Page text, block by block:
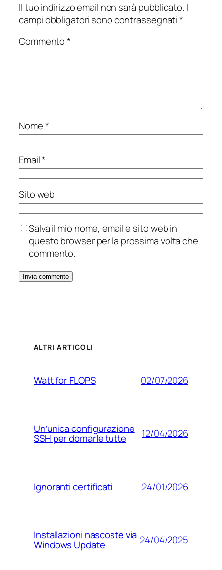
Il tuo indirizzo email non sarà pubblicato. I
campi obbligatori sono contrassegnati*
Commento*
Nome*
Email*
Sito web
Salva il mio nome, email e sito web in
questo browser per la prossima volta che
commento.
ALTRI ARTICOLI
Watt for FLOPS 02/07/2026
Un’unica configurazione
SSH per domarle tutte 12/04/2026
Ignoranti certificati 24/01/2026
Installazioni nascoste via
Windows Update 24/04/2025